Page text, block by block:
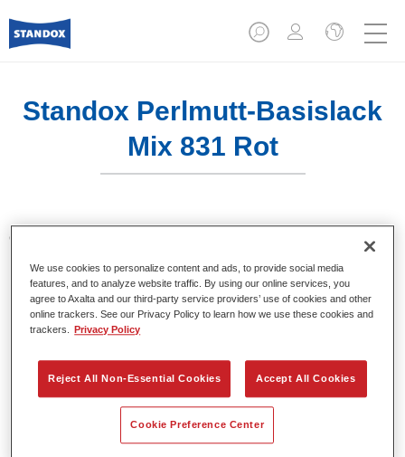
Standox Perlmutt-Basislack
Mix 831 Rot
Oplosmiddelhoudend Standox Basislack Systeem.
Product- eigenschappen
Uitstekende kleurnauwkeurigheid.
Uni-, metaal- en parelmoer kleuren.
Goede dekking.
Standox oplosmiddelhoudend basislaksysteem.
Eenvoudig om uit te spuiten.
We use cookies to personalize content and ads, to provide social media
features, and to analyze website traffic. By using our online services, you
agree to Axalta and our third-party service providers’ use of cookies and other
online trackers. See our Privacy Policy to learn how we use these cookies and
trackers.
Privacy Policy
Reject All Non-Essential Cookies Accept All Cookies
Cookie Preference Center